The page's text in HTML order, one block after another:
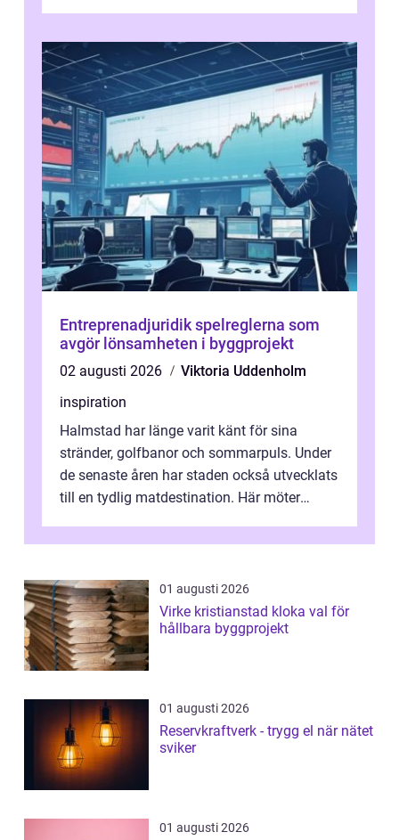
Entreprenadjuridik spelreglerna som
avgör lönsamheten i byggprojekt
02 augusti 2026
Viktoria Uddenholm
inspiration
Halmstad har länge varit känt för sina
stränder, golfbanor och sommarpuls. Under
de senaste åren har staden också utvecklats
till en tydlig matdestination. Här möter
01 augusti 2026
Virke kristianstad kloka val för
hållbara byggprojekt
01 augusti 2026
Reservkraftverk - trygg el när nätet
sviker
01 augusti 2026